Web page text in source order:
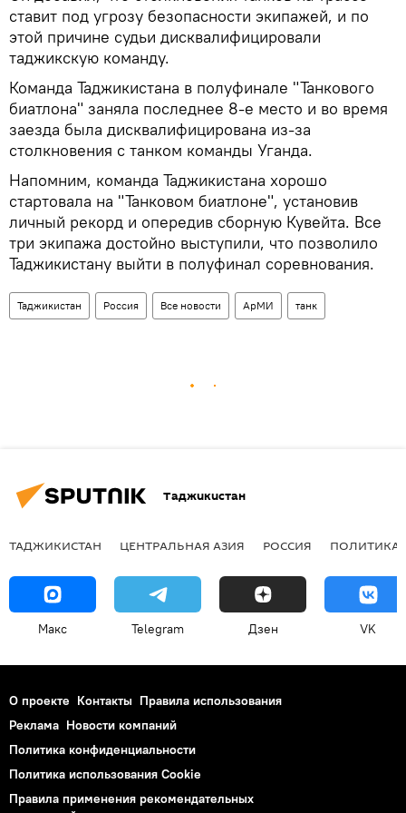
ставит под угрозу безопасности экипажей, и по
этой причине судьи дисквалифицировали
таджикскую команду.
Команда Таджикистана в полуфинале "Танкового
биатлона" заняла последнее 8-е место и во время
заезда была дисквалифицирована из-за
столкновения с танком команды Уганда.
Напомним, команда Таджикистана хорошо
стартовала на "Танковом биатлоне", установив
личный рекорд и опередив сборную Кувейта. Все
три экипажа достойно выступили, что позволило
Таджикистану выйти в полуфинал соревнования.
Таджикистан Россия Все новости АрМИ танк
Таджикистан
ТАДЖИКИСТАН ЦЕНТРАЛЬНАЯ АЗИЯ РОССИЯ ПОЛИТИКА
Макс Telegram Дзен VK
О проекте Контакты Правила использования
Реклама Новости компаний
Политика конфиденциальности
Политика использования Cookie
Правила применения рекомендательных